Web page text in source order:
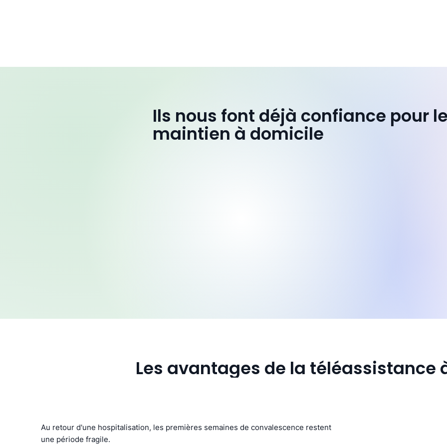
Ils nous font déjà confiance pour
maintien à domicile
Les avantages de la téléassistance
Au retour d'une hospitalisation, les premières semaines de convalescence restent
une période fragile.